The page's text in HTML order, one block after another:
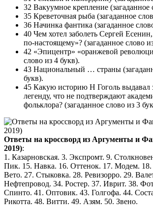
32 Вакуумное крепление (загаданное
35 Креветочная рыба (загаданное
36 Начинка фантика (загаданное
40 Чем хотел заболеть Сергей
по-настоящему»? (загаданное слово
42 «Эпицентр» «оранжевой
слово из 4 букв).
43 Национальный … страны
букв).
45 Какую историю Н Гоголь выдавал
легенду, что не подтверждают
фольклора? (загаданное слово из 3
Ответы на кроссворд из Аргументы и
2019):
1. Казарновская. 3. Экспромт. 9.
Пик. 15. Навка. 16. Оттенок. 17. Модем.
Вето. 27. Стыковка. 28. Ревизорро. 29.
Нефтепровод. 34. Ростер. 37. Иврит. 38.
Спинто. 41. Оптовик. 43. Голгофа. 44.
Рикотта. 48. Витти. 49. Азям. 50. Звено.